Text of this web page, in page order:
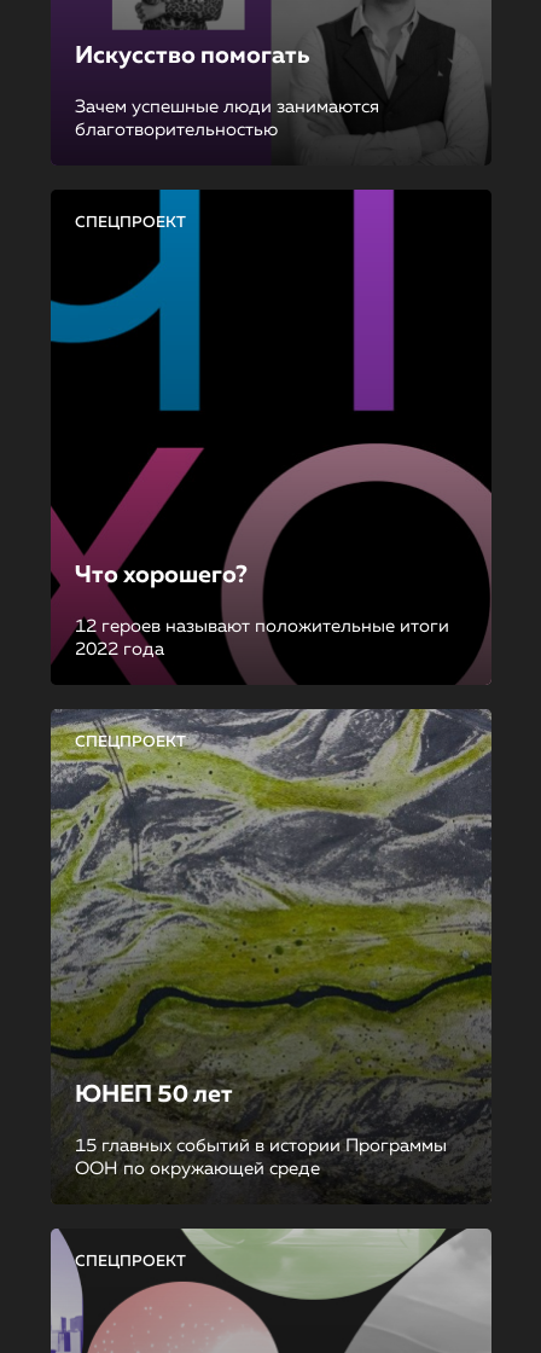
Искусство помогать
Зачем успешные люди занимаются
благотворительностью
СПЕЦПРОЕКТ
Что хорошего?
12 героев называют положительные итоги
2022 года
СПЕЦПРОЕКТ
ЮНЕП 50 лет
15 главных событий в истории Программы
ООН по окружающей среде
СПЕЦПРОЕКТ